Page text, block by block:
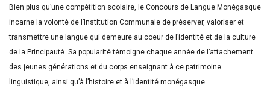
Bien plus qu’une compétition scolaire, le Concours de Langue Monégasque
incarne la volonté de l’Institution Communale de préserver, valoriser et
transmettre une langue qui demeure au coeur de l’identité et de la culture
de la Principauté. Sa popularité témoigne chaque année de l’attachement
des jeunes générations et du corps enseignant à ce patrimoine
linguistique, ainsi qu’à l’histoire et à l’identité monégasque.